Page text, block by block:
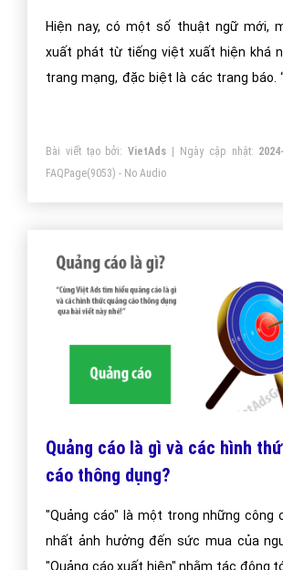
Hiện nay, có một số thuật ngữ mới,
xuất phát từ tiếng việt xuất hiện khá
trang mạng, đặc biệt là các trang báo.
này như thế nào?
Bài viết tạo bởi:VietAds | Ngày cập nhật:
FAQPage(9053) - No Audio
Quảng cáo là gì và các hình
cáo thông dụng?
"Quảng cáo" là một trong những công
nhất ảnh hưởng đến sức mua của
"Quảng cáo xuất hiện" nhằm tác động